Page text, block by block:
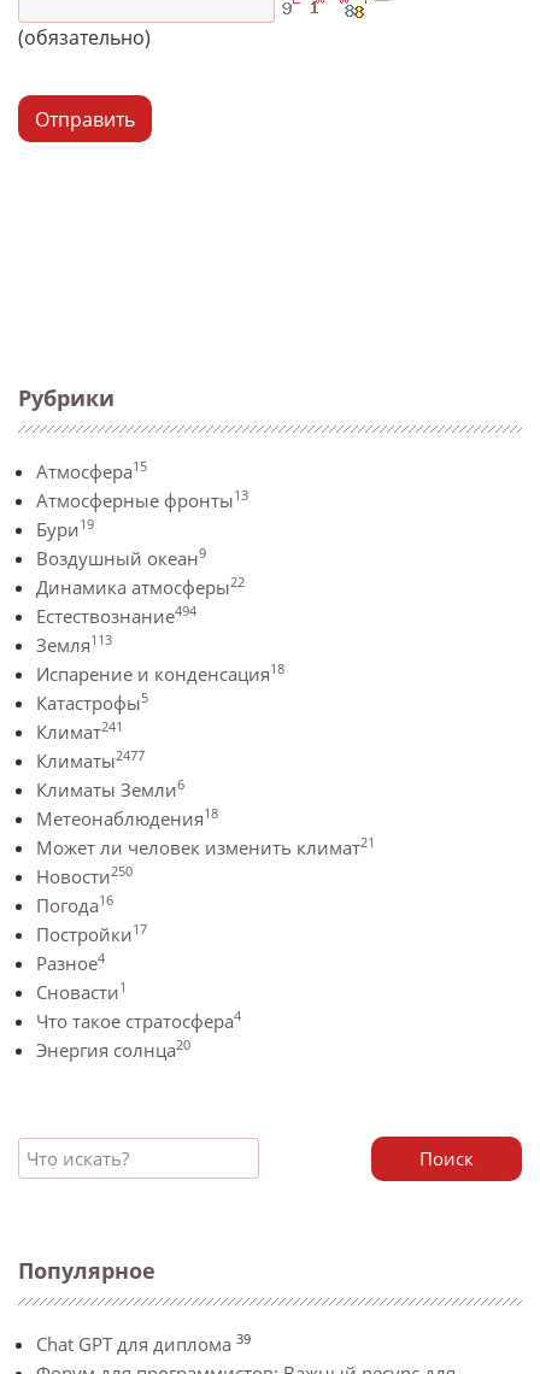
Рубрики
Атмосфера15
Атмосферные фронты13
Бури19
Воздушный океан9
Динамика атмосферы22
Естествознание494
Земля113
Испарение и конденсация18
Катастрофы5
Климат241
Климаты2477
Климаты Земли6
Метеонаблюдения18
Может ли человек изменить климат21
Новости250
Погода16
Постройки17
Разное4
Сновасти1
Что такое стратосфера4
Энергия солнца20
Поиск
Популярное
Chat GPT для диплома 39
(обязательно)
Отправить